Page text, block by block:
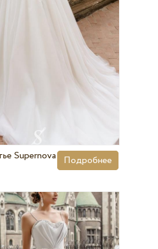
Supernova Подробнее